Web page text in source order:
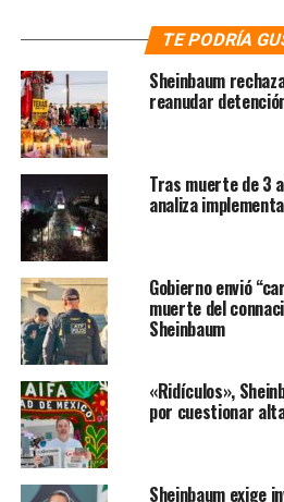
Tuvo acercamiento al
Carlos Orozco Romero quien fue
de Rafael Coronel.
exposiciones colectivas; la
biblioteca Cervantes y una
sótano del periódico Excélsior,
galería del diario.
Para 1954 ingresó a la galería de
recomendado por parte del
Mérida, y ahí conoció a la
Amor, poco antes de abandonar
A los 25 años de edad, realizó
individual en la Galería de Arte
mano de Inés Amor quien un año
pintor exclusivo.
TE PODRÍA
Sheinbaum
reanudar
Tras muerte de 3
analiza
Gobierno envió
muerte del
Sheinbaum
«Ridículos»,
por cuestionar
Sheinbaum exige